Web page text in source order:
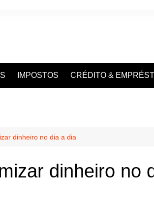
IMPOSTOS CRÉDITO &
dinheiro no dia a dia
dinheiro no